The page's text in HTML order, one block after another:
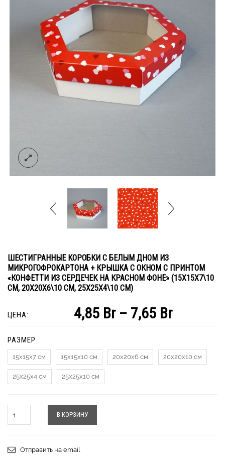
ШЕСТИГРАННЫЕ КОРОБКИ С БЕЛЫМ ДНОМ ИЗ
МИКРОГОФРОКАРТОНА + КРЫШКА С ОКНОМ С ПРИНТОМ
«КОНФЕТТИ ИЗ СЕРДЕЧЕК НА КРАСНОМ ФОНЕ» (15Х15Х7\10
СМ, 20Х20Х6\10 СМ, 25Х25Х4\10 СМ)
ЦЕНА: 4,85 Br– 7,65 Br
РАЗМЕР
15х15х7 см 15х15х10 см 20х20х6 см 20х20х10 см
25х25х4 см 25х25х10 см
В КОРЗИНУ
Отправить на email